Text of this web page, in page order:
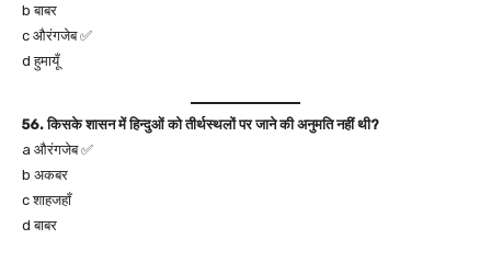
b बाबर
c औरंगजेब ✅
d हुमायूँ
56. किसके शासन में हिन्दुओं को तीर्थस्थलों पर जाने की अनुमति नहीं थी?
a औरंगजेब ✅
b अकबर
c शाहजहाँ
d बाबर